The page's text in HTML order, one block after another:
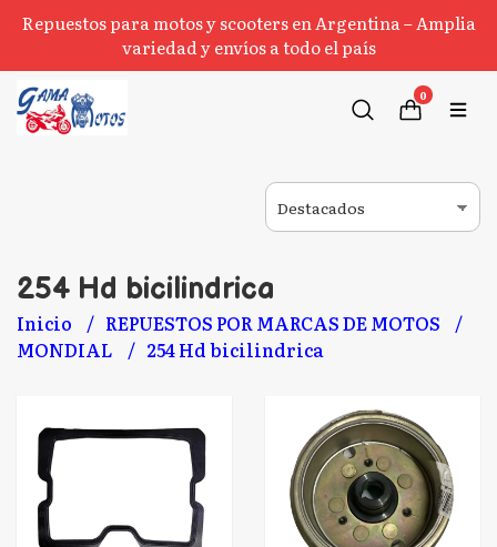
Repuestos para motos y scooters en Argentina – Amplia
variedad y envíos a todo el país
0
254 Hd bicilindrica
Inicio
REPUESTOS POR MARCAS DE MOTOS
MONDIAL
254 Hd bicilindrica